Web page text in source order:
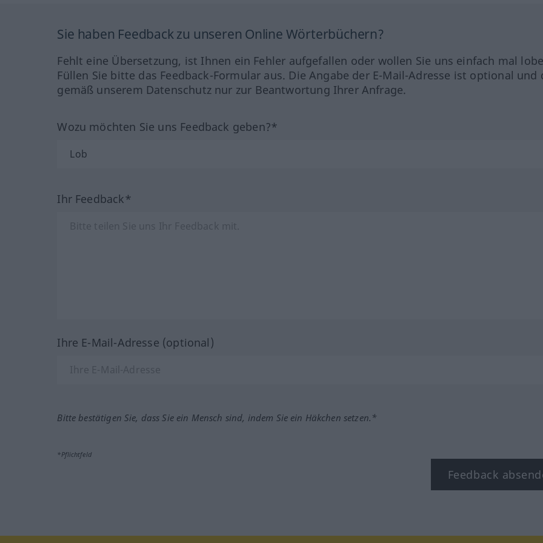
Sie haben Feedback zu unseren Online Wörterbüchern?
Fehlt eine Übersetzung, ist Ihnen ein Fehler aufgefallen oder wollen Sie uns einfach mal
Füllen Sie bitte das Feedback-Formular aus. Die Angabe der E-Mail-Adresse ist optional und
gemäß unserem Datenschutz nur zur Beantwortung Ihrer Anfrage.
Wozu möchten Sie uns Feedback geben?*
Ihr Feedback*
Ihre E-Mail-Adresse (optional)
Bitte bestätigen Sie, dass Sie ein Mensch sind, indem Sie ein Häkchen setzen.*
*Pflichtfeld
Feedback